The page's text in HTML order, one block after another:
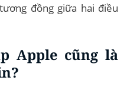
đồng giữa hai điều
Apple cũng là